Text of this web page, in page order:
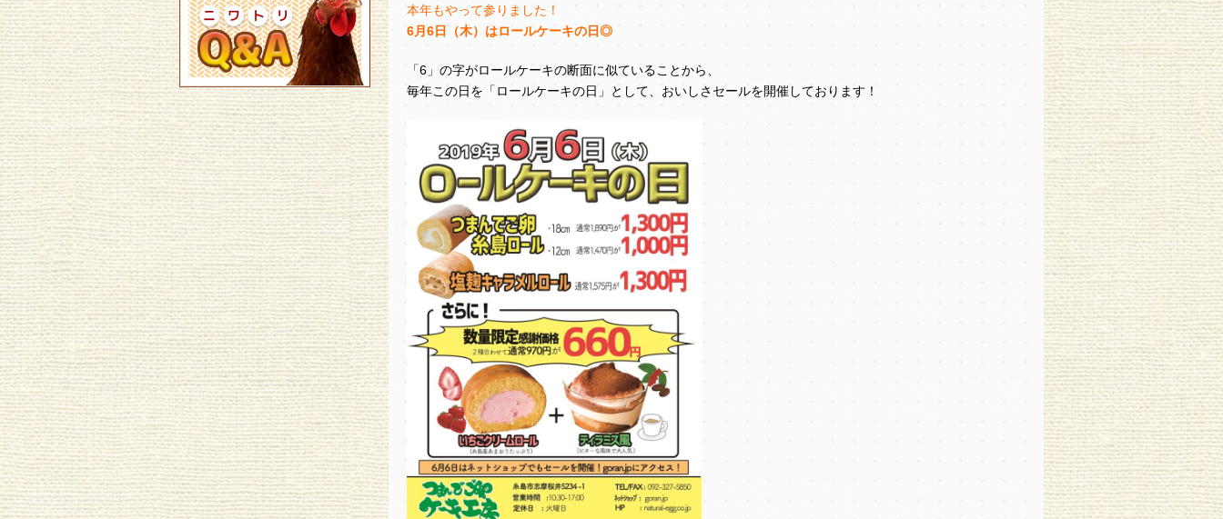
本年もやって参りました！
6月6日（木）はロールケーキの日◎
「6」の字がロールケーキの断面に似ていることから、
毎年この日を「ロールケーキの日」として、おいしさセールを開催しております！